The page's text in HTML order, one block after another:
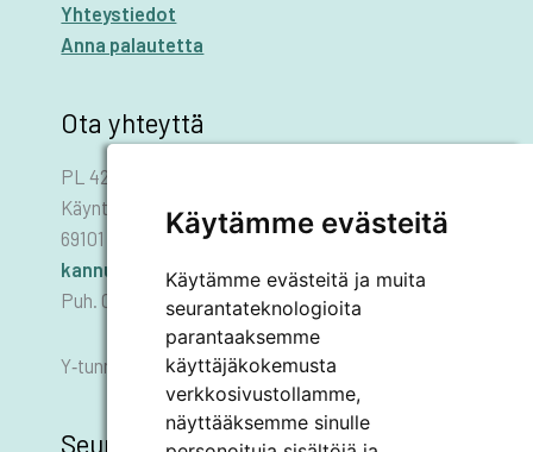
Käytämme evästeitä
Käytämme evästeitä ja muita
seurantateknologioita
parantaaksemme
käyttäjäkokemusta
verkkosivustollamme,
näyttääksemme sinulle
Yhteystiedot
Anna palautetta
Ota yhteyttä
PL 42
Käyntiosoite: Asematie 1
69101 KANNUS
kannus.kaupunki@kannus.ﬁ
Puh. 06 8745 111
Y‑tunnus 0178455–6
Seuraa meitä